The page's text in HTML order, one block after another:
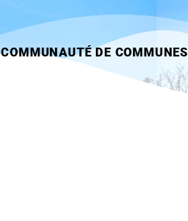
COMMUNAUTÉ DE COMMUNES